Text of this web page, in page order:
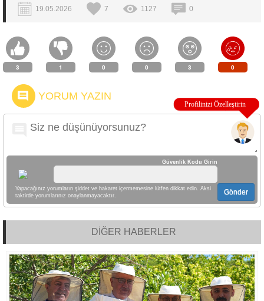
19.05.2026 7 1127 0
3 1 0 0 3 0
YORUM YAZIN
Güvenlik Kodu Girin
Yapacağınız yorumların şiddet ve hakaret içermemesine lütfen dikkat edin. Aksi
taktirde yorumlarınız onaylanmayacaktır.
Gönder
DİĞER HABERLER